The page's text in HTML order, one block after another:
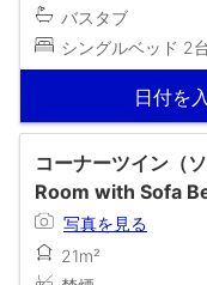
バスタブ
シングルベッド 2
日付を
コーナーツイン（
Room with Sofa
写真を見る
21m²